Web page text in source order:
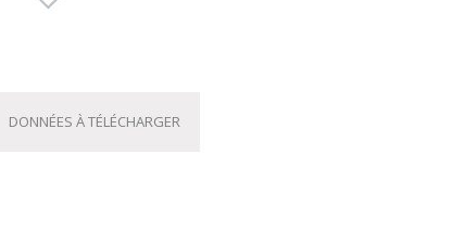
DONNÉES À TÉLÉCHARGER